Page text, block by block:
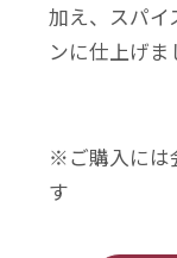
加え、スパ
ンに仕上げま
※ご購入には
す